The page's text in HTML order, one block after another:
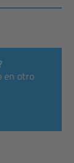
en otro